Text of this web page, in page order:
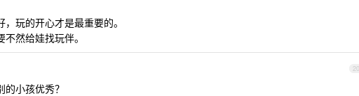
玩的开心才是最重要的。
然给娃找玩伴。
20
小孩优秀？